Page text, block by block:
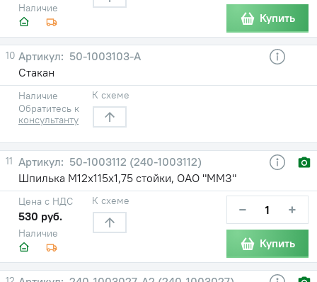
Наличие
Купить
10
50-1003103-А
Стакан
Наличие
Обратитесь к
консультанту
К схеме
11
50-1003112 (240-1003112)
Шпилька М12х115х1,75 стойки, ОАО "ММЗ"
Наличие
Цена с НДС
530 руб.
К схеме − +
Купить